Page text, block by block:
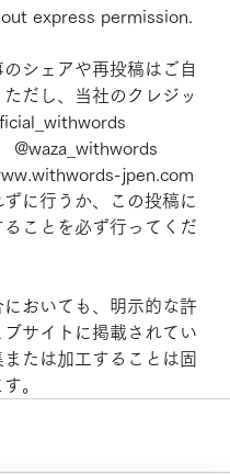
express permission.
シェアや再投稿はご自
だし、当社のクレジッ
@waza_withwords
jpen.com
に行うか、この投稿に
ことを必ず行ってくだ
においても、明示的な許
サイトに掲載されてい
たは加工することは固
。